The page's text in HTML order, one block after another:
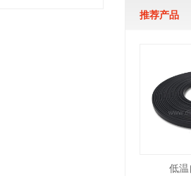
推荐产品
低